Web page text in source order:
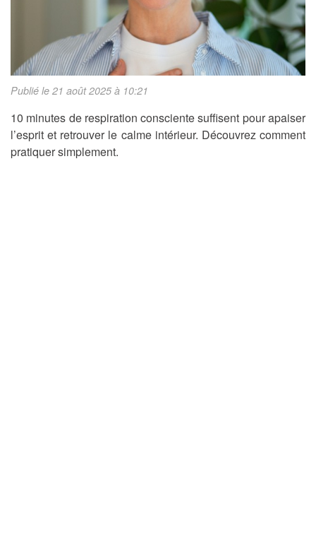
Publié le 21 août 2025 à 10:21
10 minutes de respiration consciente suffisent pour apaiser
l’esprit et retrouver le calme intérieur. Découvrez comment
pratiquer simplement.